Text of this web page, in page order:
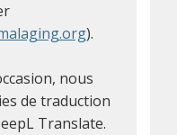
).
nous
de traduction
Translate.